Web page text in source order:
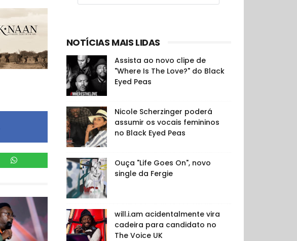
NOTÍCIAS MAIS LIDAS
Assista ao novo clipe de
"Where Is The Love?" do Black
Eyed Peas
Nicole Scherzinger poderá
assumir os vocais femininos
no Black Eyed Peas
Ouça "Life Goes On", novo
single da Fergie
will.i.am acidentalmente vira
cadeira para candidato no
The Voice UK